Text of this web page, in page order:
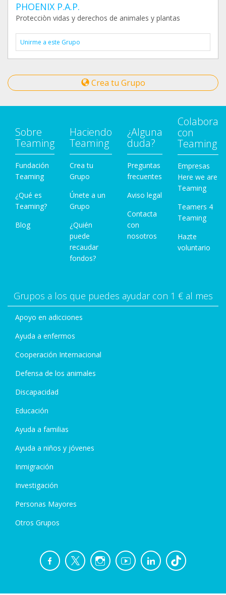
PHOENIX P.A.P.
Protecciòn vidas y derechos de animales y plantas
Unirme a este Grupo
Crea tu Grupo
Sobre
Teaming
Fundación
Teaming
¿Qué es
Teaming?
Blog
Haciendo
Teaming
Crea tu
Grupo
Únete a un
Grupo
¿Quién
puede
recaudar
fondos?
¿Alguna
duda?
Preguntas
frecuentes
Aviso legal
Contacta
con
nosotros
Colabora
con
Teaming
Empresas
Here we are
Teaming
Teamers 4
Teaming
Hazte
voluntario
Grupos a los que puedes ayudar con 1 € al mes
Apoyo en adicciones
Ayuda a enfermos
Cooperación Internacional
Defensa de los animales
Discapacidad
Educación
Ayuda a familias
Ayuda a niños y jóvenes
Inmigración
Investigación
Personas Mayores
Otros Grupos